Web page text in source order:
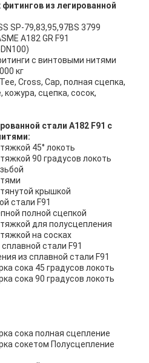
из легированной
SP-79,83,95,97BS 3799
A182 GR F91
с винтовыми нитями
кг
Cross, Cap, полная сцепка,
кожура, сцепка, сосок,
стали A182 F91 с
45° локоть
90 градусов локоть
крышкой
стали F91
полной сцепкой
для полусцепления
на сосках
стали F91
из сплавной стали F91
сока 45 градусов локоть
сока 90 градусов локоть
сока полная сцепление
сокетом Полусцепление